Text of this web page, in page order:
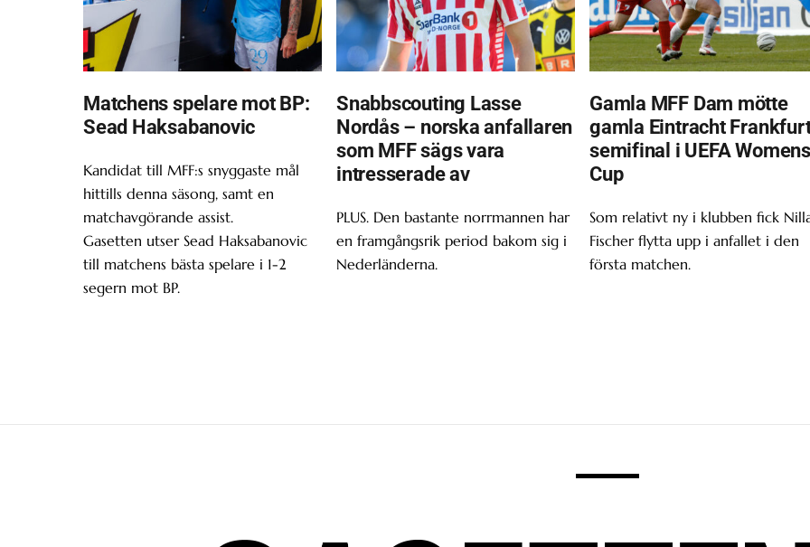
Matchens spelare mot BP:
Sead Haksabanovic
Kandidat till MFF:s snyggaste mål
hittills denna säsong, samt en
matchavgörande assist.
Gasetten utser Sead Haksabanovic
till matchens bästa spelare i 1-2
segern mot BP.
Snabbscouting Lasse
Nordås – norska anfallaren
som MFF sägs vara
intresserade av
PLUS. Den bastante norrmannen har
en framgångsrik period bakom sig i
Nederländerna.
Gamla MFF Dam mötte
gamla Eintracht
semifinal i UEFA Womens
Cup
Som relativt ny i klubben fick
Fischer flytta upp i anfallet i den
första matchen.